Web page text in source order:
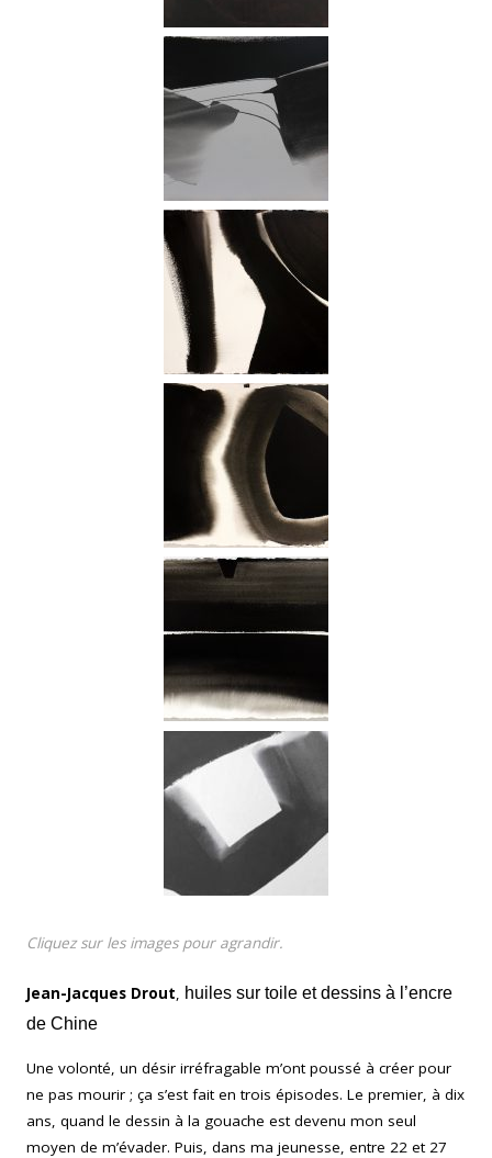
Cliquez sur les images pour agrandir.
Jean-Jacques Drout, huiles sur toile et dessins à l’encre
de Chine
Une volonté, un désir irréfragable m’ont poussé à créer pour
ne pas mourir ; ça s’est fait en trois épisodes. Le premier, à dix
ans, quand le dessin à la gouache est devenu mon seul
moyen de m’évader. Puis, dans ma jeunesse, entre 22 et 27